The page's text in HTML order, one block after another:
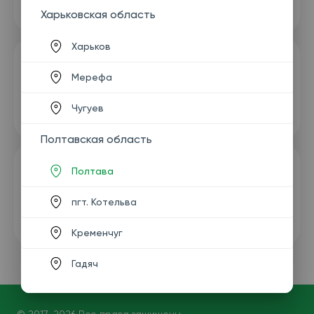
Харьковская область
Харьков
Мерефа
Чугуев
Полтавская область
Полтава
пгт. Котельва
Кременчуг
Гадяч